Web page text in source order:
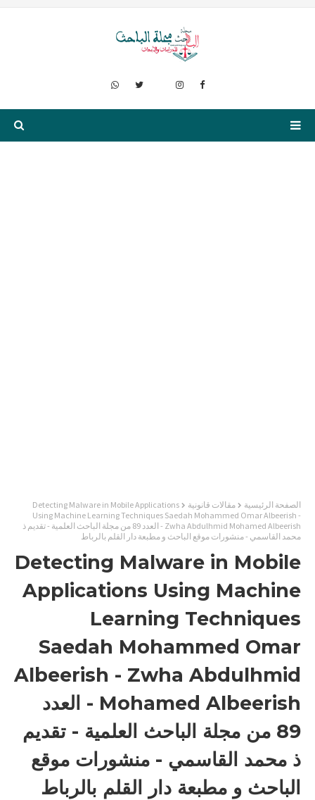
الصفحة الرئيسية مقالات قانونية
Detecting Malware in Mobile Applications
Using Machine Learning Techniques Saedah Mohammed Omar Albeerish -
Zwha Abdulhmid Mohamed Albeerish - العدد 89 من مجلة الباحث العلمية - تقديم ذ
محمد القاسمي - منشورات موقع الباحث و مطبعة دار القلم بالرباط
Detecting Malware in Mobile
Applications Using Machine
Learning Techniques
Saedah Mohammed Omar
Albeerish - Zwha Abdulhmid
Mohamed Albeerish - العدد
89 من مجلة الباحث العلمية - تقديم
ذ محمد القاسمي - منشورات موقع
الباحث و مطبعة دار القلم بالرباط